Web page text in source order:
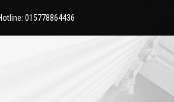
015778864436